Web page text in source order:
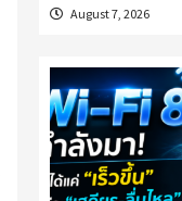
August 7, 2026